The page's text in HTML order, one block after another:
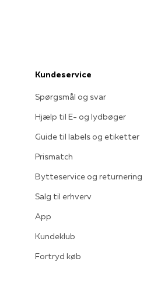
Kundeservice
Spørgsmål og svar
Hjælp til E- og lydbøger
Guide til labels og etiketter
Prismatch
Bytteservice og returnering
Salg til erhverv
App
Kundeklub
Fortryd køb